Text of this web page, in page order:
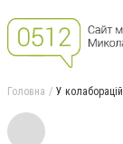
Головна У